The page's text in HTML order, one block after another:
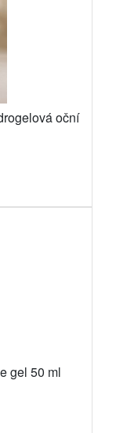
oční
gel 50 ml